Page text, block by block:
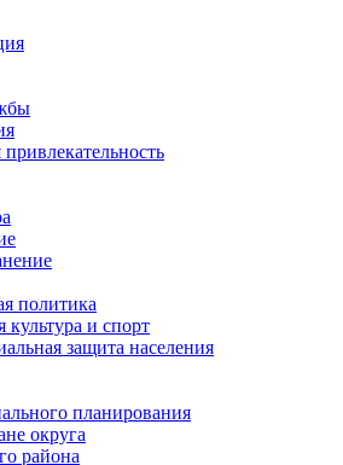
политика
культура и спорт
защита населения
планирования
округа
района